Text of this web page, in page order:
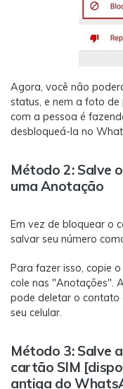
Agora, você não
status, e nem a foto
com a pessoa é
desbloqueá-la no
Método 2: Salve
uma Anotação
Em vez de bloquear o
salvar seu número
Para fazer isso, copie
cole nas "Anotações".
pode deletar o contato
seu celular.
Método 3: Salve
cartão SIM
antiga do